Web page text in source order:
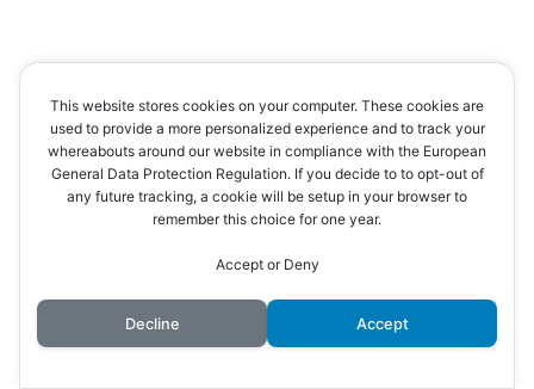
This website stores cookies on your computer. These cookies are
used to provide a more personalized experience and to track your
whereabouts around our website in compliance with the European
General Data Protection Regulation. If you decide to to opt-out of
any future tracking, a cookie will be setup in your browser to
remember this choice for one year.
Accept or Deny
Decline Accept